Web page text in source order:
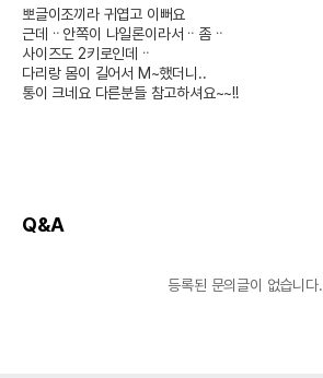
뽀글이조끼라 귀엽고 이뻐요
근데ᆢ안쪽이 나일론이라서ᆢ좀ᆢ
사이즈도 2키로인데ᆢ
다리랑 몸이 길어서 M~했더니..
통이 크네요 다른분들 참고하셔요~~!!
Q&A
등록된 문의글이 없습니다.